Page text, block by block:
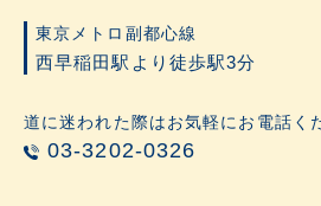
東京メトロ副都心線
西早稲田駅より徒歩駅3分
道に迷われた際はお気軽にお電話く
03-3202-0326